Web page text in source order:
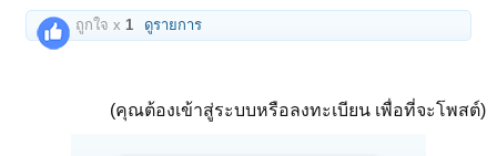
ถูกใจ x 1 ดูรายการ
(คุณต้องเข้าสู่ระบบหรือลงทะเบียน เพื่อที่จะโพสต์)